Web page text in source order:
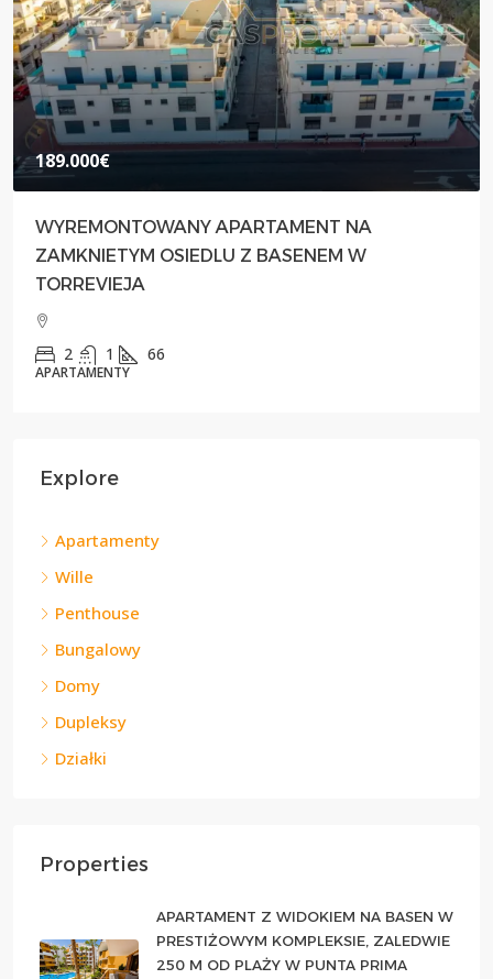
189.000€
WYREMONTOWANY APARTAMENT NA
ZAMKNIETYM OSIEDLU Z BASENEM W
TORREVIEJA
2 1 66
APARTAMENTY
Explore
Apartamenty
Wille
Penthouse
Bungalowy
Domy
Dupleksy
Działki
Properties
APARTAMENT Z WIDOKIEM NA BASEN W
PRESTIŻOWYM KOMPLEKSIE, ZALEDWIE
250 M OD PLAŻY W PUNTA PRIMA